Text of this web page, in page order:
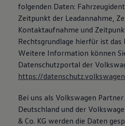
folgenden Daten:
Zeitpunkt der Leadannahme,
Kontaktaufnahme und
Rechtsgrundlage hierfür ist
Weitere Information können
Datenschutzportal der
https://
Bei uns als Volkswagen
Deutschland und der
& Co. KG werden die Daten